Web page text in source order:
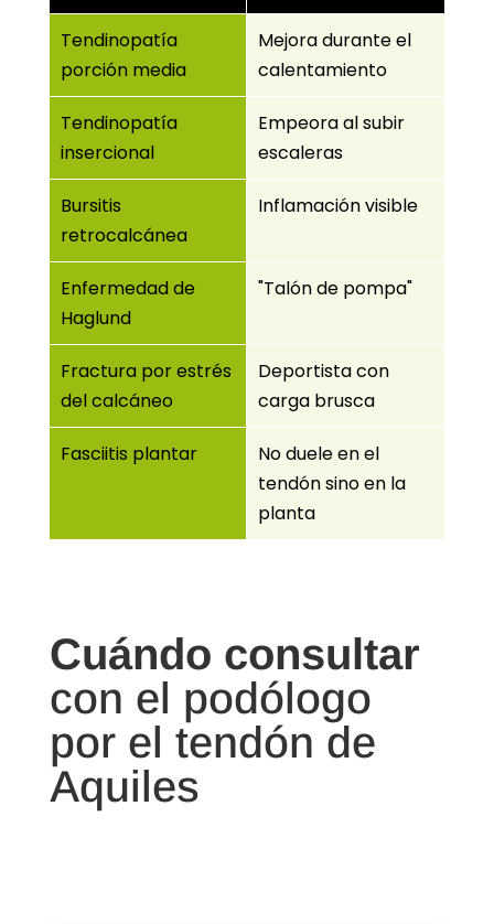
Tendinopatía
porción media
Tendinopatía
insercional
Bursitis
retrocalcánea
Enfermedad de
Haglund
Fractura por estrés
del calcáneo
Fasciitis plantar
Mejora durante el
calentamiento
Empeora al subir
escaleras
Inflamación visible
"Talón de pompa"
Deportista con
carga brusca
No duele en el
tendón sino en la
planta
Cuándo consultar
con el podólogo
por el tendón de
Aquiles